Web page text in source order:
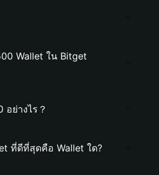
Wallet ใน Bitget
อย่างไร？
ที่ดีที่สุดคือ Wallet ใด?